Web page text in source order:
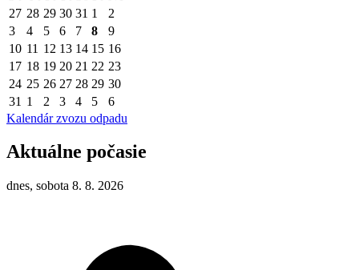
27 28 29 30 31 1
2
3
4 5 6 7 8
9
10 11 12 13 14 15 16
17 18 19 20 21 22 23
24 25 26 27 28 29 30
31 1 2 3 4 5
6
Kalendár zvozu odpadu
Aktuálne počasie
dnes, sobota 8. 8. 2026